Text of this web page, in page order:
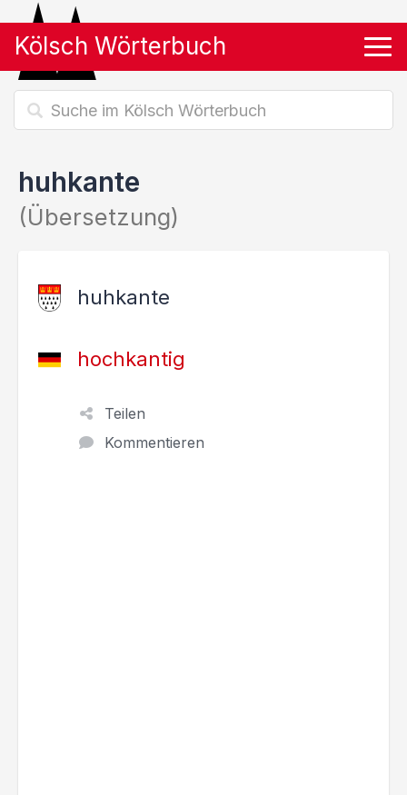
Kölsch Wörterbuch
huhkante
(Übersetzung)
huhkante
hochkantig
Teilen
Kommentieren